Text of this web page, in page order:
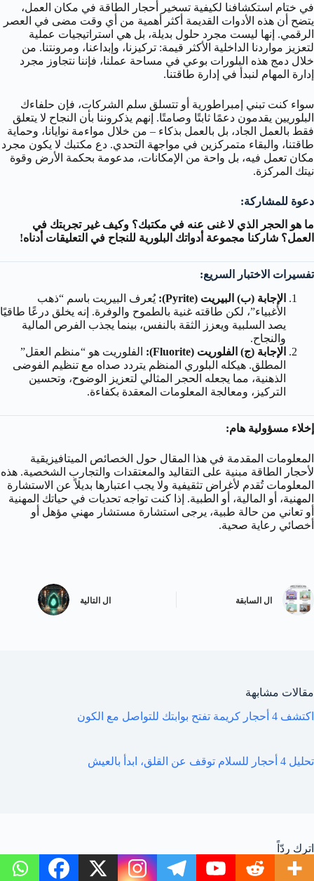
في ختام استكشافنا لكيفية تسخير أحجار الطاقة في مكان العمل،
يتضح أن هذه الأدوات القديمة أكثر أهمية من أي وقت مضى في العصر
الرقمي. إنها ليست مجرد حلول بديلة، بل هي استراتيجيات عملية
لتعزيز مواردنا الداخلية الأكثر قيمة: تركيزنا، وإبداعنا، ومرونتنا. من
خلال دمج هذه البلورات بوعي في مساحة عملنا، فإننا نتجاوز مجرد
إدارة المهام لنبدأ في إدارة طاقتنا.
سواء كنت تبني إمبراطورية أو تتسلق سلم الشركات، فإن حلفاءك
البلوريين يقدمون دعمًا ثابتًا وصامتًا. إنهم يذكروننا بأن النجاح لا يتعلق
فقط بالعمل الجاد، بل بالعمل بذكاء – من خلال مواءمة نوايانا، وحماية
طاقتنا، والبقاء متمركزين في مواجهة التحدي. دع مكتبك لا يكون مجرد
مكان تعمل فيه، بل واحة من الإمكانات، مدعومة بحكمة الأرض وقوة
نيتك المركزة.
دعوة للمشاركة:
ما هو الحجر الذي لا غنى عنه في مكتبك؟ وكيف غير تجربتك في
العمل؟ شاركنا مجموعة أدواتك البلورية للنجاح في التعليقات أدناه!
تفسيرات الاختبار السريع:
الإجابة (ب) البيريت (Pyrite):
يُعرف البيريت باسم “ذهب
الأغبياء”، لكن طاقته غنية بالطموح والوفرة. إنه يخلق درعًا طاقيًا
يصد السلبية ويعزز الثقة بالنفس، بينما يجذب الفرص المالية
والنجاح.
الإجابة (ج) الفلوريت (Fluorite):
الفلوريت هو “منظم العقل”
المطلق. هيكله البلوري المنظم يتردد صداه مع تنظيم الفوضى
الذهنية، مما يجعله الحجر المثالي لتعزيز الوضوح، وتحسين
التركيز، ومعالجة المعلومات المعقدة بكفاءة.
إخلاء مسؤولية هام:
المعلومات المقدمة في هذا المقال حول الخصائص الميتافيزيقية
لأحجار الطاقة مبنية على التقاليد والمعتقدات والتجارب الشخصية. هذه
المعلومات تُقدم لأغراض تثقيفية ولا يجب اعتبارها بديلاً عن الاستشارة
المهنية، أو المالية، أو الطبية. إذا كنت تواجه تحديات في حياتك المهنية
أو تعاني من حالة طبية، يرجى استشارة مستشار مهني مؤهل أو
أخصائي رعاية صحية.
ال السابقة ال التالية
مقالات مشابهة
اكتشف 4 أحجار كريمة تفتح بوابتك للتواصل مع الكون
تحليل 4 أحجار للسلام توقف عن القلق، ابدأ بالعيش
اترك ردّاً
لن يتم نشر عنوان بريدك الإلكتروني. الحقول الإلزامية مشار إليها بـ *